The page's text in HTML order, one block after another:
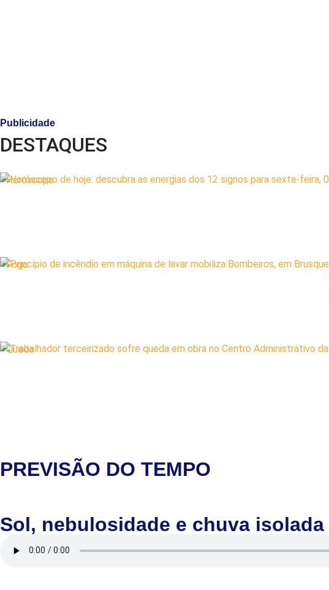
Publicidade
DESTAQUES
Horóscopo
Fogo
Queda
PREVISÃO DO TEMPO
Sol, nebulosidade e chuva isolada